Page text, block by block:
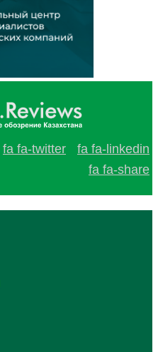
fa fa-twitter
fa fa-linkedin
fa fa-share